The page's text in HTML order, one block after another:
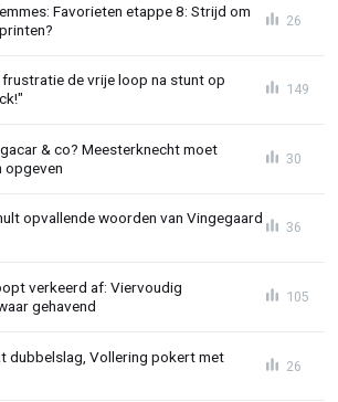
Favorieten etappe 8: Strijd om
26
de vrije loop na stunt op
149
& co? Meesterknecht moet
opgeven
30
opvallende woorden van Vingegaard
36
verkeerd af: Viervoudig
gehavend
105
dubbelslag, Vollering pokert met
26